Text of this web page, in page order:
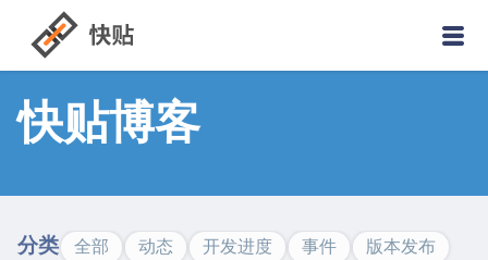
快贴博客
分类 全部 动态 开发进度 事件
版本发布